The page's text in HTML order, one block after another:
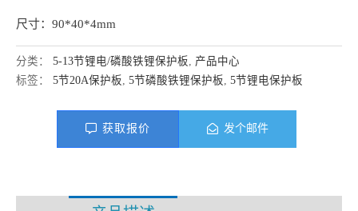
尺寸：90*40*4mm
分类： 5-13节锂电/磷酸铁锂保护板
产品中心
标签： 5节20A保护板 5节磷酸铁锂保护板 5节锂电保护板
获取报价 发个邮件